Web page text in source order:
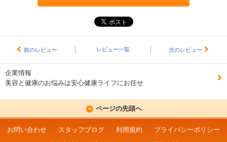
前のレビュー レビュー一覧 次のレビュー
企業情報
美容と健康のお悩みは安心健康ライフにお任せ
ページの先頭へ
お問い合わせ スタッフブログ 利用規約
プライバシーポリシー